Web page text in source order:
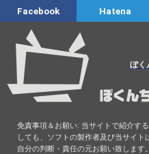
Facebook Hatena
ぼく
免責事項＆お願い: 当サイトで紹介す
しても、ソフトの製作者及び当サイ
自分の判断・責任の元お願い致しま